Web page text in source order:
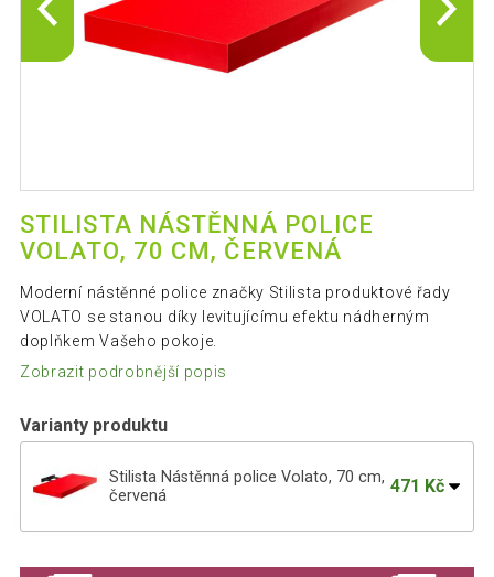
STILISTA NÁSTĚNNÁ POLICE
VOLATO, 70 CM, ČERVENÁ
Moderní nástěnné police značky Stilista produktové řady
VOLATO se stanou díky levitujícímu efektu nádherným
doplňkem Vašeho pokoje.
Zobrazit podrobnější popis
Varianty produktu
Stilista Nástěnná police Volato, 70 cm,
červená
471 Kč
červená